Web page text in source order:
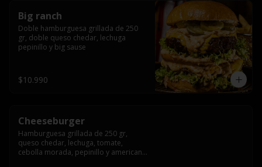
Big ranch
Doble hamburguesa grillada de 250
gr, doble queso chedar, lechuga
pepinillo y big sause
$10.990
Cheeseburger
Hamburguesa grillada de 250 gr,
queso chedar, lechuga, tomate,
cebolla morada, pepinillo y american